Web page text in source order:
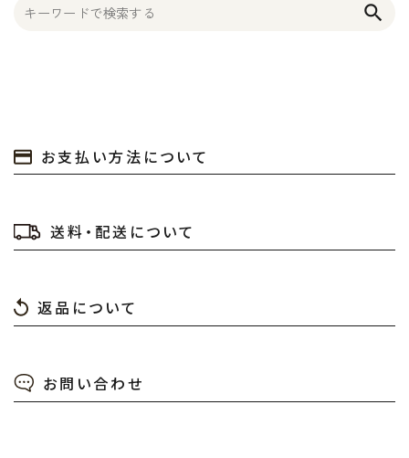
search
お支払い方法について
送料・配送について
返品について
お問い合わせ